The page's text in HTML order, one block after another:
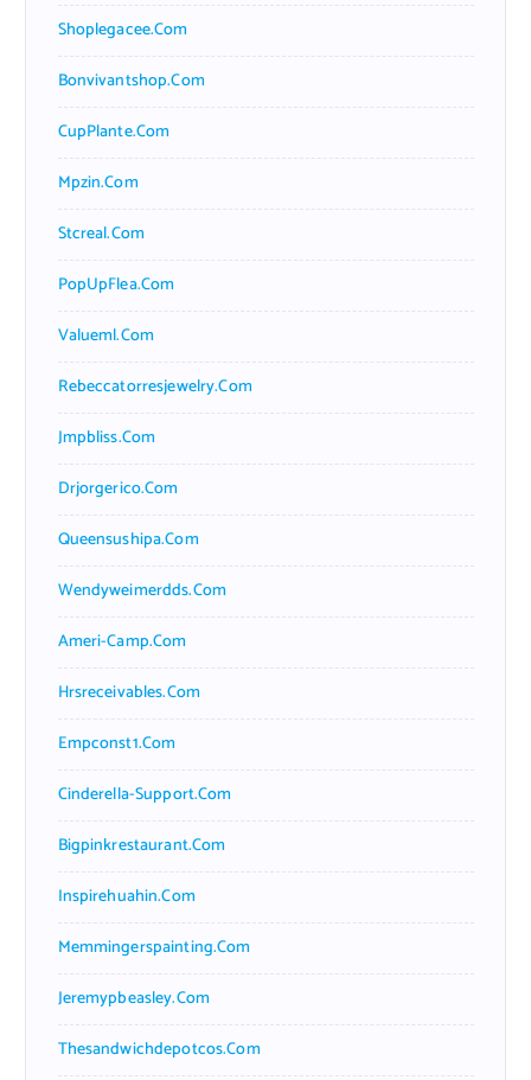
Shoplegacee.com
Bonvivantshop.com
CupPlante.com
Mpzin.com
Stcreal.com
PopUpFlea.com
Valueml.com
Rebeccatorresjewelry.com
Jmpbliss.com
Drjorgerico.com
Queensushipa.com
Wendyweimerdds.com
Ameri-Camp.com
Hrsreceivables.com
Empconst1.com
Cinderella-Support.com
Bigpinkrestaurant.com
Inspirehuahin.com
Memmingerspainting.com
Jeremypbeasley.com
Thesandwichdepotcos.com